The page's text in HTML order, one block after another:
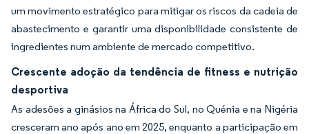
um movimento estratégico para mitigar os riscos da cadeia de
abastecimento e garantir uma disponibilidade consistente de
ingredientes num ambiente de mercado competitivo.
Crescente adoção da tendência de fitness e nutrição
desportiva
As adesões a ginásios na África do Sul, no Quénia e na Nigéria
cresceram ano após ano em 2025, enquanto a participação em